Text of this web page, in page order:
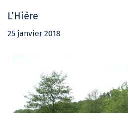
L’Hière
25 janvier 2018